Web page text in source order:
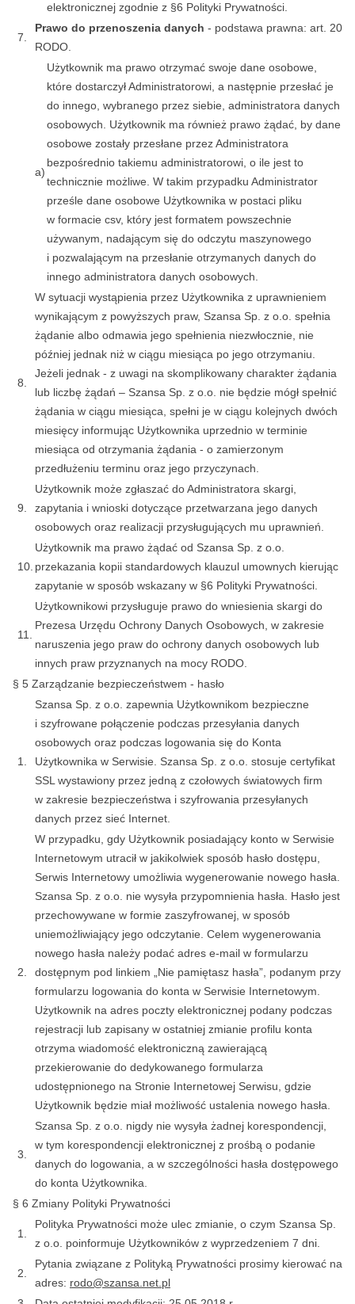
elektronicznej zgodnie z §6 Polityki Prywatności.
7.
Prawo do przenoszenia danych - podstawa prawna: art. 20
RODO.
a)
Użytkownik ma prawo otrzymać swoje dane osobowe,
które dostarczył Administratorowi, a następnie przesłać je
do innego, wybranego przez siebie, administratora danych
osobowych. Użytkownik ma również prawo żądać, by dane
osobowe zostały przesłane przez Administratora
bezpośrednio takiemu administratorowi, o ile jest to
technicznie możliwe. W takim przypadku Administrator
prześle dane osobowe Użytkownika w postaci pliku
w formacie csv, który jest formatem powszechnie
używanym, nadającym się do odczytu maszynowego
i pozwalającym na przesłanie otrzymanych danych do
innego administratora danych osobowych.
8.
W sytuacji wystąpienia przez Użytkownika z uprawnieniem
wynikającym z powyższych praw, Szansa Sp. z o.o. spełnia
żądanie albo odmawia jego spełnienia niezwłocznie, nie
później jednak niż w ciągu miesiąca po jego otrzymaniu.
Jeżeli jednak - z uwagi na skomplikowany charakter żądania
lub liczbę żądań – Szansa Sp. z o.o. nie będzie mógł spełnić
żądania w ciągu miesiąca, spełni je w ciągu kolejnych dwóch
miesięcy informując Użytkownika uprzednio w terminie
miesiąca od otrzymania żądania - o zamierzonym
przedłużeniu terminu oraz jego przyczynach.
9.
Użytkownik może zgłaszać do Administratora skargi,
zapytania i wnioski dotyczące przetwarzana jego danych
osobowych oraz realizacji przysługujących mu uprawnień.
10.
Użytkownik ma prawo żądać od Szansa Sp. z o.o.
przekazania kopii standardowych klauzul umownych kierując
zapytanie w sposób wskazany w §6 Polityki Prywatności.
11.
Użytkownikowi przysługuje prawo do wniesienia skargi do
Prezesa Urzędu Ochrony Danych Osobowych, w zakresie
naruszenia jego praw do ochrony danych osobowych lub
innych praw przyznanych na mocy RODO.
§ 5 Zarządzanie bezpieczeństwem - hasło
1.
Szansa Sp. z o.o. zapewnia Użytkownikom bezpieczne
i szyfrowane połączenie podczas przesyłania danych
osobowych oraz podczas logowania się do Konta
Użytkownika w Serwisie. Szansa Sp. z o.o. stosuje certyfikat
SSL wystawiony przez jedną z czołowych światowych firm
w zakresie bezpieczeństwa i szyfrowania przesyłanych
danych przez sieć Internet.
2.
W przypadku, gdy Użytkownik posiadający konto w Serwisie
Internetowym utracił w jakikolwiek sposób hasło dostępu,
Serwis Internetowy umożliwia wygenerowanie nowego hasła.
Szansa Sp. z o.o. nie wysyła przypomnienia hasła. Hasło jest
przechowywane w formie zaszyfrowanej, w sposób
uniemożliwiający jego odczytanie. Celem wygenerowania
nowego hasła należy podać adres e-mail w formularzu
dostępnym pod linkiem „Nie pamiętasz hasła”, podanym przy
formularzu logowania do konta w Serwisie Internetowym.
Użytkownik na adres poczty elektronicznej podany podczas
rejestracji lub zapisany w ostatniej zmianie profilu konta
otrzyma wiadomość elektroniczną zawierającą
przekierowanie do dedykowanego formularza
udostępnionego na Stronie Internetowej Serwisu, gdzie
Użytkownik będzie miał możliwość ustalenia nowego hasła.
3.
Szansa Sp. z o.o. nigdy nie wysyła żadnej korespondencji,
w tym korespondencji elektronicznej z prośbą o podanie
danych do logowania, a w szczególności hasła dostępowego
do konta Użytkownika.
§ 6 Zmiany Polityki Prywatności
1.
Polityka Prywatności może ulec zmianie, o czym Szansa Sp.
z o.o. poinformuje Użytkowników z wyprzedzeniem 7 dni.
2.
Pytania związane z Polityką Prywatności prosimy kierować na
adres: rodo@szansa.net.pl